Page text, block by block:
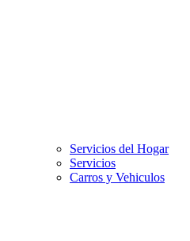
Servicios del Hogar
Servicios
Carros y Vehiculos